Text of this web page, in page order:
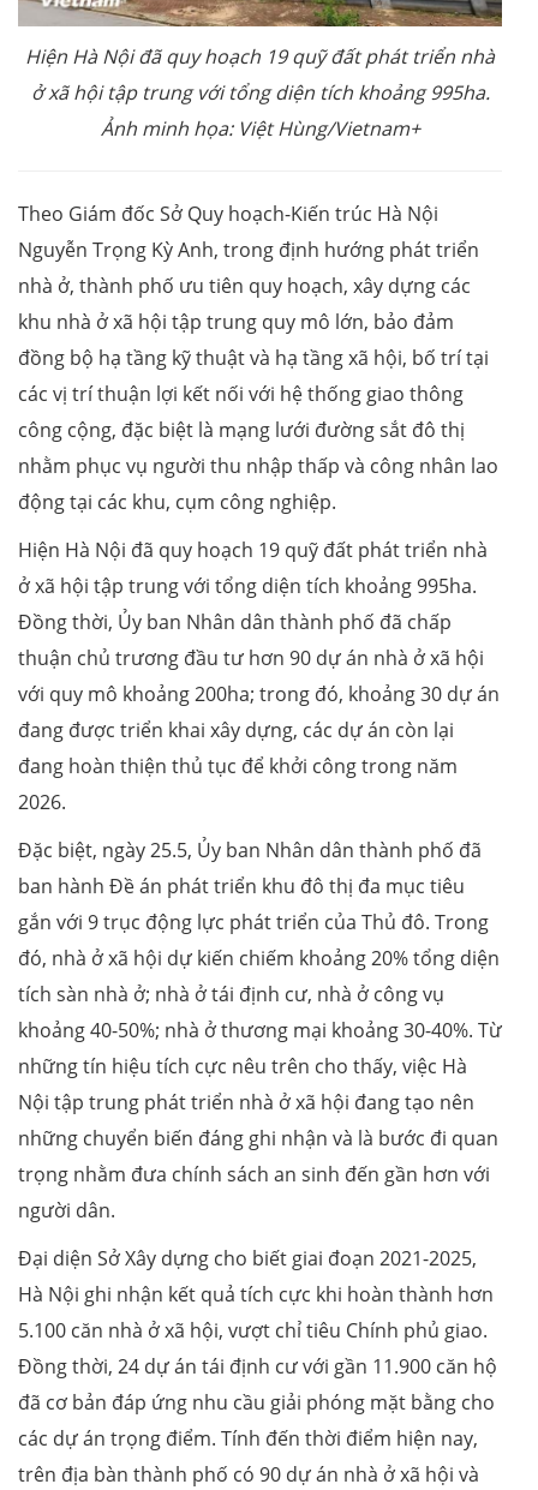
Hiện Hà Nội đã quy hoạch 19 quỹ đất phát triển nhà
ở xã hội tập trung với tổng diện tích khoảng 995ha.
Ảnh minh họa: Việt Hùng/Vietnam+
Theo Giám đốc Sở Quy hoạch-Kiến trúc Hà Nội
Nguyễn Trọng Kỳ Anh, trong định hướng phát triển
nhà ở, thành phố ưu tiên quy hoạch, xây dựng các
khu nhà ở xã hội tập trung quy mô lớn, bảo đảm
đồng bộ hạ tầng kỹ thuật và hạ tầng xã hội, bố trí tại
các vị trí thuận lợi kết nối với hệ thống giao thông
công cộng, đặc biệt là mạng lưới đường sắt đô thị
nhằm phục vụ người thu nhập thấp và công nhân lao
động tại các khu, cụm công nghiệp.
Hiện Hà Nội đã quy hoạch 19 quỹ đất phát triển nhà
ở xã hội tập trung với tổng diện tích khoảng 995ha.
Đồng thời, Ủy ban Nhân dân thành phố đã chấp
thuận chủ trương đầu tư hơn 90 dự án nhà ở xã hội
với quy mô khoảng 200ha; trong đó, khoảng 30 dự án
đang được triển khai xây dựng, các dự án còn lại
đang hoàn thiện thủ tục để khởi công trong năm
2026.
Đặc biệt, ngày 25.5, Ủy ban Nhân dân thành phố đã
ban hành Đề án phát triển khu đô thị đa mục tiêu
gắn với 9 trục động lực phát triển của Thủ đô. Trong
đó, nhà ở xã hội dự kiến chiếm khoảng 20% tổng diện
tích sàn nhà ở; nhà ở tái định cư, nhà ở công vụ
khoảng 40-50%; nhà ở thương mại khoảng 30-40%. Từ
những tín hiệu tích cực nêu trên cho thấy, việc Hà
Nội tập trung phát triển nhà ở xã hội đang tạo nên
những chuyển biến đáng ghi nhận và là bước đi quan
trọng nhằm đưa chính sách an sinh đến gần hơn với
người dân.
Đại diện Sở Xây dựng cho biết giai đoạn 2021-2025,
Hà Nội ghi nhận kết quả tích cực khi hoàn thành hơn
5.100 căn nhà ở xã hội, vượt chỉ tiêu Chính phủ giao.
Đồng thời, 24 dự án tái định cư với gần 11.900 căn hộ
đã cơ bản đáp ứng nhu cầu giải phóng mặt bằng cho
các dự án trọng điểm. Tính đến thời điểm hiện nay,
trên địa bàn thành phố có 90 dự án nhà ở xã hội và